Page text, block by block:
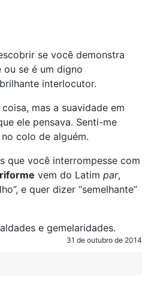
se você demonstra
ou se é um digno
interlocutor.
mas a suavidade em
ele pensava. Senti-me
colo de alguém.
que você interrompesse com
vem do Latim par,
e quer dizer “semelhante”
e gemelaridades.
31 de outubro de 2014